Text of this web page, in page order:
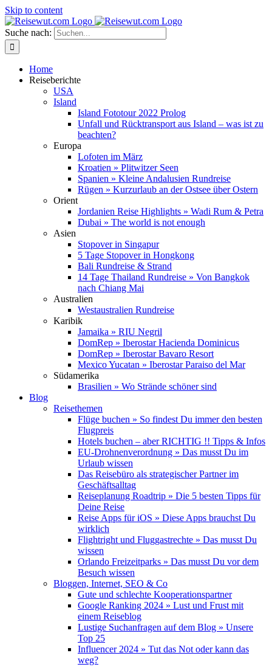
Skip to content
Suche nach:
Home
Reiseberichte
USA
Island
Island Fototour 2022 Prolog
Unfall und Rücktransport aus Island – was ist zu
beachten?
Europa
Lofoten im März
Kroatien » Plitwitzer Seen
Spanien » Kleine Andalusien Rundreise
Rügen » Kurzurlaub an der Ostsee über Ostern
Orient
Jordanien Reise Highlights » Wadi Rum & Petra
Dubai » The world is not enough
Asien
Stopover in Singapur
5 Tage Stopover in Hongkong
Bali Rundreise & Strand
14 Tage Thailand Rundreise » Von Bangkok
nach Chiang Mai
Australien
Westaustralien Rundreise
Karibik
Jamaika » RIU Negril
DomRep » Iberostar Hacienda Dominicus
DomRep » Iberostar Bavaro Resort
Mexico Yucatan » Iberostar Paraiso del Mar
Südamerika
Brasilien » Wo Strände schöner sind
Blog
Reisethemen
Flüge buchen » So findest Du immer den besten
Flugpreis
Hotels buchen – aber RICHTIG !! Tipps & Infos
EU-Drohnenverordnung » Das musst Du im
Urlaub wissen
Das Reisebüro als strategischer Partner im
Geschäftsalltag
Reiseplanung Roadtrip » Die 5 besten Tipps für
Deine Reise
Reise Apps für iOS » Diese Apps brauchst Du
wirklich
Flightright und Fluggastrechte » Das musst Du
wissen
Orlando Freizeitparks » Das musst Du vor dem
Besuch wissen
Bloggen, Internet, SEO & Co
Gute und schlechte Kooperationspartner
Google Ranking 2024 » Lust und Frust mit
einem Reiseblog
Lustige Suchanfragen auf dem Blog » Unsere
Top 25
Influencer 2024 » Tut das Not oder kann das
weg?